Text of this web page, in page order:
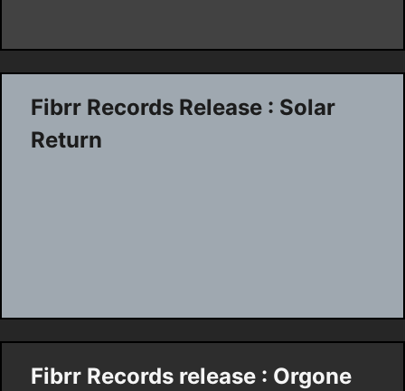
Fibrr Records Release : Solar
Return
Fibrr Records release : Orgone